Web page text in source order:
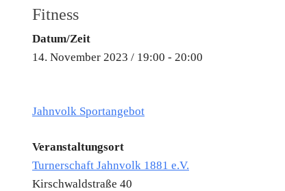
Fitness
Datum/Zeit
14. November 2023 / 19:00 - 20:00
Jahnvolk Sportangebot
Veranstaltungsort
Turnerschaft Jahnvolk 1881 e.V.
Kirschwaldstraße 40